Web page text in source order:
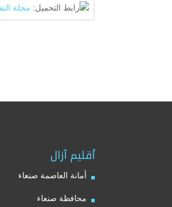
رابط التحميل: مجلة النفط
أقليم آزال
أمانة العاصمة صنعاء
محافظة صنعاء